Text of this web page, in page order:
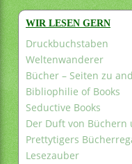
WIR LESEN GERN
Druckbuchstaben
Weltenwanderer
Bücher – Seiten zu
Bibliophilie of Books
Seductive Books
Der Duft von Büchern
Prettytigers
Lesezauber